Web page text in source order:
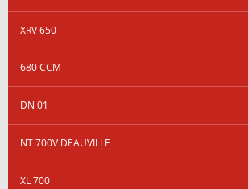
XRV 650
680 CCM
DN 01
NT 700V DEAUVILLE
XL 700